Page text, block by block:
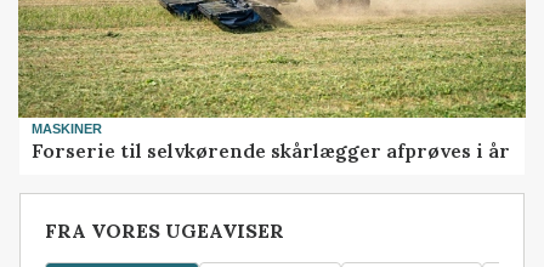
MASKINER
Forserie til selvkørende skårlægger afprøves i år
FRA VORES UGEAVISER